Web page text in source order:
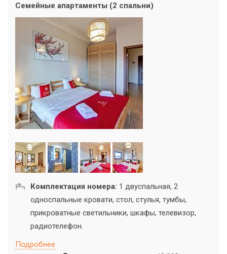
Семейные апартаменты (2 спальни)
Комплектация номера: 1 двуспальная, 2
односпальные кровати, стол, стулья, тумбы,
прикроватные светильники, шкафы, телевизор,
радиотелефон.
Подробнее